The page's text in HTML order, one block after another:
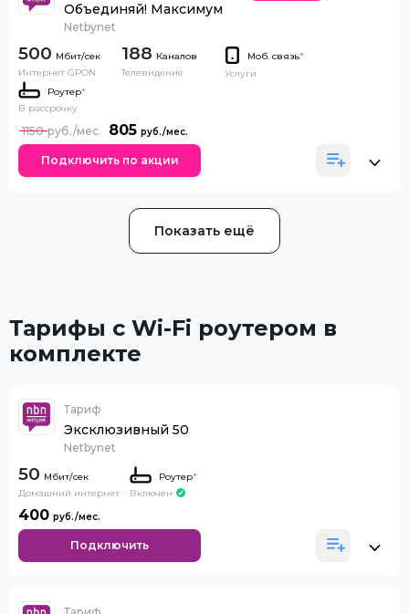
Объединяй! Максимум
Netbynet
500
Интернет GPON
188 Каналов
Телевидение
Моб. связь*
Услуги
Роутер*
В рассрочку
805
1150
Подключить по акции
Показать ещё
Тарифы с Wi-Fi роутером в
комплекте
Тариф
Эксклюзивный 50
Netbynet
50
Домашний интернет
Роутер*
Включен
400
Подключить